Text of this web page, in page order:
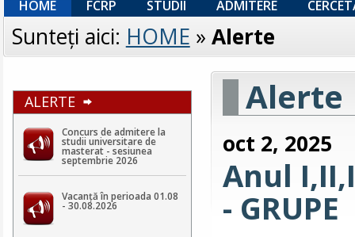
HOME FCRP STUDII ADMITERE
Sunteţi aici: HOME » Alerte
ALERTE
Concurs de admitere la
studii universitare de
masterat - sesiunea
septembrie 2026
Vacanță în perioada 01.08
- 30.08.2026
Alerte
oct 2, 2025
Anul
- GRUPE